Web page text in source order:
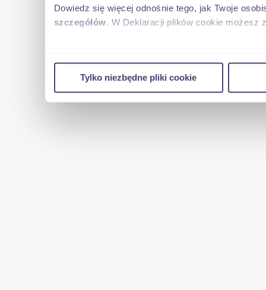
Dowiedz się więcej odnośnie tego, jak Twoje
szczegółów. W Deklaracji plików cookie możesz
w naszej witrynie. Informacje o tym, jak
reklamowym i analitycznym. Partnerzy mogą
uzyskanymi podczas korzystania z ich usług.
Tylko niezbędne pliki cookie